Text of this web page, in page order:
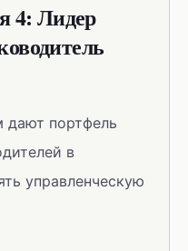
4: Лидер
дают портфель
в
управленческую